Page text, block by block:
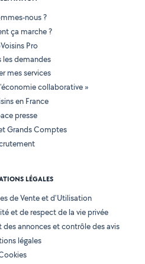
nous ?
ça marche ?
Pro
les demandes
mes services
collaborative »
en France
presse
Grands Comptes
LÉGALES
de Vente et d'Utilisation
et de respect de la vie privée
annonces et contrôle des avis
légales